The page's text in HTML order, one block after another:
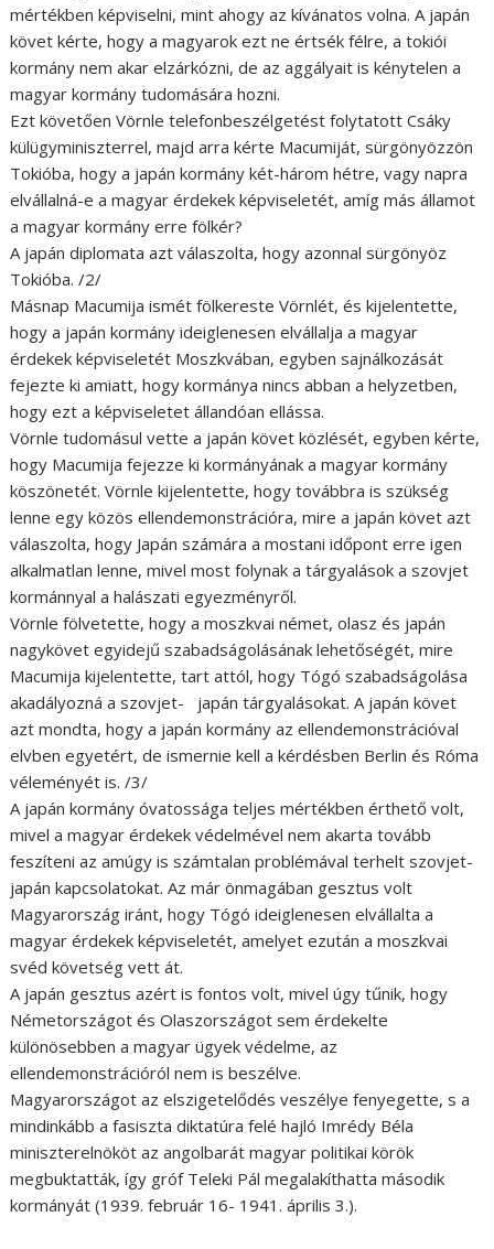
mértékben képviselni, mint ahogy az kívánatos volna. A japán
követ kérte, hogy a magyarok ezt ne értsék félre, a tokiói
kormány nem akar elzárkózni, de az aggályait is kénytelen a
magyar kormány tudomására hozni.
Ezt követően Vörnle telefonbeszélgetést folytatott Csáky
külügyminiszterrel, majd arra kérte Macumiját, sürgönyözzön
Tokióba, hogy a japán kormány két-három hétre, vagy napra
elvállalná-e a magyar érdekek képviseletét, amíg más államot
a magyar kormány erre fölkér?
A japán diplomata azt válaszolta, hogy azonnal sürgönyöz
Tokióba. /2/
Másnap Macumija ismét fölkereste Vörnlét, és kijelentette,
hogy a japán kormány ideiglenesen elvállalja a magyar
érdekek képviseletét Moszkvában, egyben sajnálkozását
fejezte ki amiatt, hogy kormánya nincs abban a helyzetben,
hogy ezt a képviseletet állandóan ellássa.
Vörnle tudomásul vette a japán követ közlését, egyben kérte,
hogy Macumija fejezze ki kormányának a magyar kormány
köszönetét. Vörnle kijelentette, hogy továbbra is szükség
lenne egy közös ellendemonstrációra, mire a japán követ azt
válaszolta, hogy Japán számára a mostani időpont erre igen
alkalmatlan lenne, mivel most folynak a tárgyalások a szovjet
kormánnyal a halászati egyezményről.
Vörnle fölvetette, hogy a moszkvai német, olasz és japán
nagykövet egyidejű szabadságolásának lehetőségét, mire
Macumija kijelentette, tart attól, hogy Tógó szabadságolása
akadályozná a szovjet- japán tárgyalásokat. A japán követ
azt mondta, hogy a japán kormány az ellendemonstrációval
elvben egyetért, de ismernie kell a kérdésben Berlin és Róma
véleményét is. /3/
A japán kormány óvatossága teljes mértékben érthető volt,
mivel a magyar érdekek védelmével nem akarta tovább
feszíteni az amúgy is számtalan problémával terhelt szovjet-
japán kapcsolatokat. Az már önmagában gesztus volt
Magyarország iránt, hogy Tógó ideiglenesen elvállalta a
magyar érdekek képviseletét, amelyet ezután a moszkvai
svéd követség vett át.
A japán gesztus azért is fontos volt, mivel úgy tűnik, hogy
Németországot és Olaszországot sem érdekelte
különösebben a magyar ügyek védelme, az
ellendemonstrációról nem is beszélve.
Magyarországot az elszigetelődés veszélye fenyegette, s a
mindinkább a fasiszta diktatúra felé hajló Imrédy Béla
miniszterelnököt az angolbarát magyar politikai körök
megbuktatták, így gróf Teleki Pál megalakíthatta második
kormányát (1939. február 16- 1941. április 3.).